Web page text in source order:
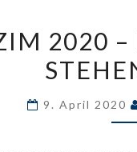
2020 –
9. April 2020